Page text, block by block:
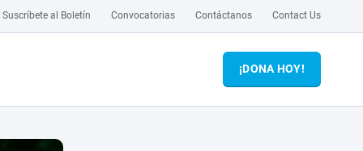
Suscríbete al Boletín Convocatorias Contáctanos Contact Us
¡DONA HOY!